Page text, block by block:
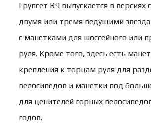
Групсет R9 выпускается в версиях
двумя или тремя ведущими
с манетками для шоссейного или
руля. Кроме того, здесь есть
крепления к торцам руля для
велосипедов и манетки под
для ценителей горных
годов.